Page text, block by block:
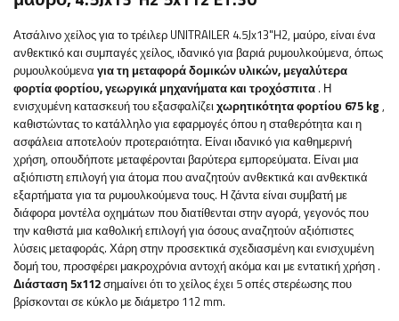
Ατσάλινο χείλος για το τρέιλερ UNITRAILER 4.5Jx13"H2, μαύρο, είναι ένα
ανθεκτικό και συμπαγές χείλος, ιδανικό για βαριά ρυμουλκούμενα, όπως
ρυμουλκούμενα για τη μεταφορά δομικών υλικών, μεγαλύτερα
φορτία φορτίου, γεωργικά μηχανήματα και τροχόσπιτα . Η
ενισχυμένη κατασκευή του εξασφαλίζειχωρητικότητα φορτίου 675 kg ,
καθιστώντας το κατάλληλο για εφαρμογές όπου η σταθερότητα και η
ασφάλεια αποτελούν προτεραιότητα. Είναιιδανικό για καθημερινή
χρήση, οπουδήποτε μεταφέρονται βαρύτερα εμπορεύματα. Είναι μια
αξιόπιστη επιλογή για άτομα που αναζητούν ανθεκτικά και ανθεκτικά
εξαρτήματα για τα ρυμουλκούμενα τους. Η ζάντα είναι συμβατή με
διάφορα μοντέλα οχημάτων που διατίθενται στην αγορά, γεγονός που
την καθιστά μια καθολική επιλογή για όσους αναζητούν αξιόπιστες
λύσεις μεταφοράς. Χάρη στην προσεκτικά σχεδιασμένη και ενισχυμένη
δομή του, προσφέρει μακροχρόνια αντοχή ακόμα και με εντατική χρήση .
Διάσταση 5x112σημαίνει ότι το χείλος έχει 5 οπές στερέωσης που
βρίσκονται σε κύκλο με διάμετρο 112 mm.